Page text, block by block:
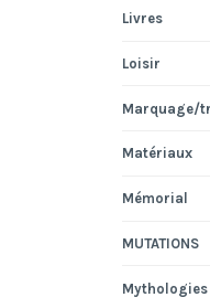
Livres
Loisir
Marquage/
Matériaux
Mémorial
MUTATIONS
Mythologies